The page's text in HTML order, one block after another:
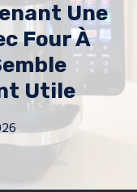
Une
Four À
Utile